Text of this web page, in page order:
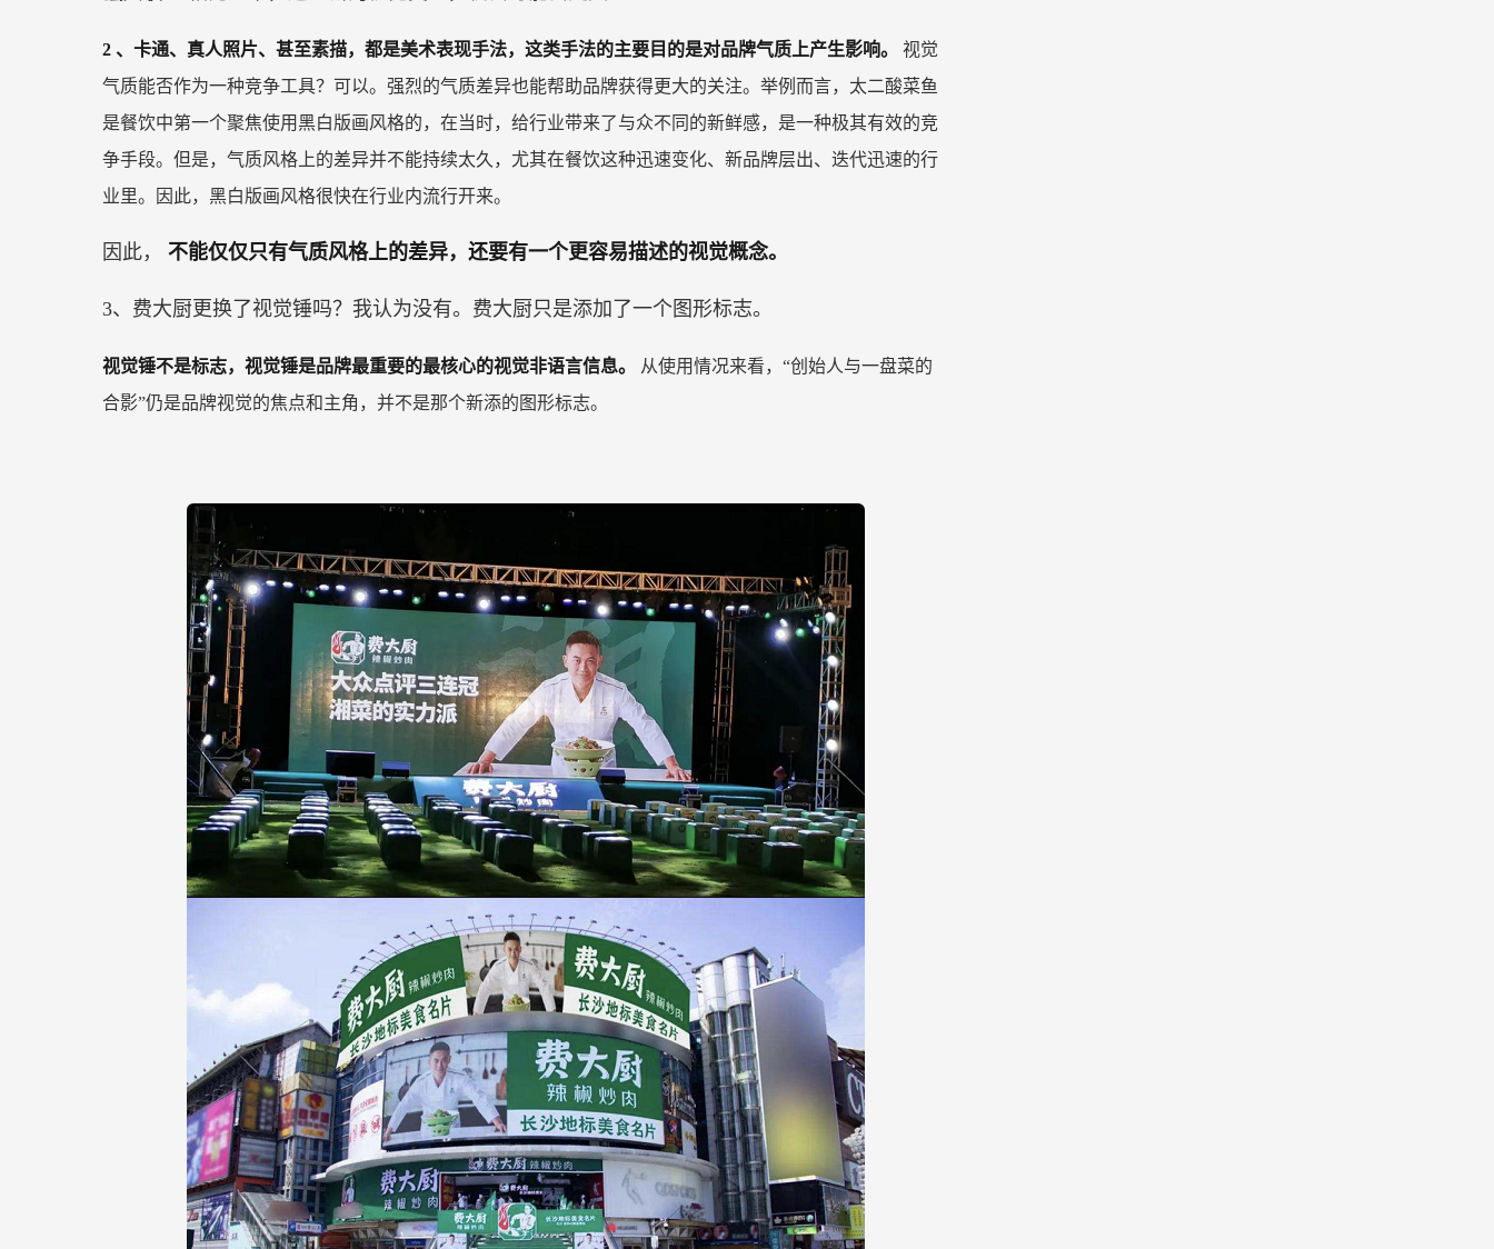
2 、卡通、真人照片、甚至素描，都是美术表现手法，这类手法的主要目的是对品牌气质上产生影响。 视觉
气质能否作为一种竞争工具？可以。强烈的气质差异也能帮助品牌获得更大的关注。举例而言，太二酸菜鱼
是餐饮中第一个聚焦使用黑白版画风格的，在当时，给行业带来了与众不同的新鲜感，是一种极其有效的竞
争手段。但是，气质风格上的差异并不能持续太久，尤其在餐饮这种迅速变化、新品牌层出、迭代迅速的行
业里。因此，黑白版画风格很快在行业内流行开来。
因此， 不能仅仅只有气质风格上的差异，还要有一个更容易描述的视觉概念。
3、费大厨更换了视觉锤吗？我认为没有。费大厨只是添加了一个图形标志。
视觉锤不是标志，视觉锤是品牌最重要的最核心的视觉非语言信息。
从使用情况来看，“创始人与一盘菜的
合影”仍是品牌视觉的焦点和主角，并不是那个新添的图形标志。